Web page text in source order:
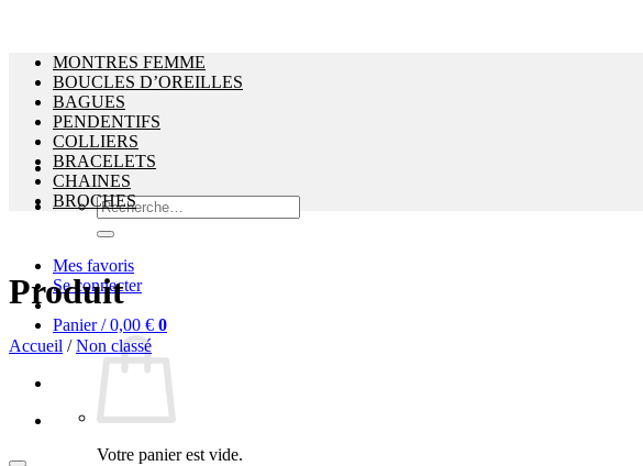
Recherche
pour :
Mes favoris
Se connecter
Panier /0,00 € 0
Votre panier est vide.
MONTRES FEMME
BOUCLES D’OREILLES
BAGUES
PENDENTIFS
COLLIERS
BRACELETS
CHAINES
BROCHES
Produit
Accueil / Non classé